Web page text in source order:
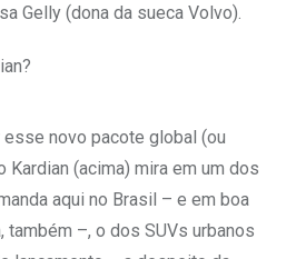
Gelly (dona da sueca Volvo).
esse novo pacote global (ou
Kardian (acima) mira em um dos
aqui no Brasil – e em boa
também –, o dos SUVs urbanos